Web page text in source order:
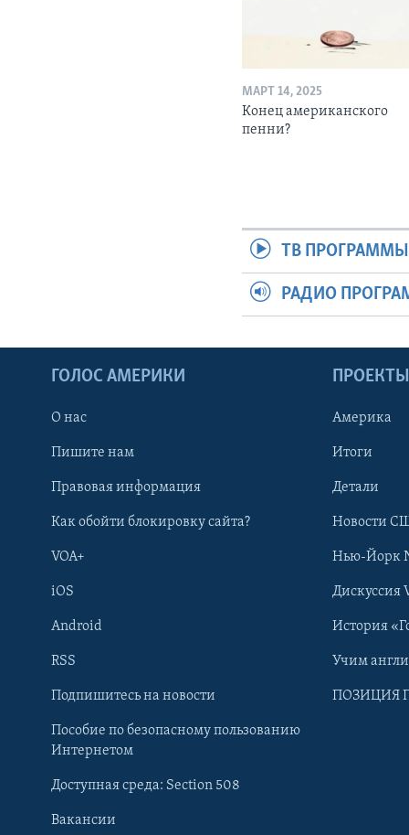
Learning English
МАРТ 14, 2025
Конец американского
пенни?
ТВ ПРОГРАММЫ
РАДИО
ГОЛОС АМЕРИКИ
О нас
Пишите нам
Правовая информация
Как обойти блокировку сайта?
VOA+
iOS
Android
RSS
Подпишитесь на новости
Пособие по безопасному пользованию
Интернетом
Доступная среда: Section 508
Вакансии
ПРОЕКТЫ
Америка
Итоги
Детали
Новости
Нью-Йорк
Дискуссия
История
Учим
ПОЗИЦИЯ